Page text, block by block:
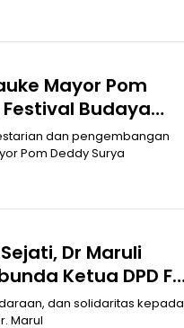
Mayor Pom
Budaya
Pom Deddy Surya
Dr Maruli
Ketua DPD F
dan solidaritas kepada
Marul